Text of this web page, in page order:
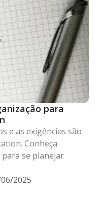
para
e as exigências são
Conheça
se planejar
2025